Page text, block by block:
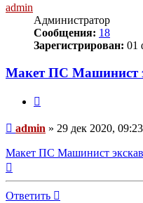
admin
Администратор
Сообщения: 18
Зарегистрирован: 01
Макет ПС Машинист
Сообщение
admin » 29 дек 2020, 09:23
Макет ПС Машинист
началу
Ответить